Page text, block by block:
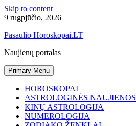
Skip to content
9 rugpjūčio, 2026
Pasaulio Horoskopai.LT
Naujienų portalas
Primary Menu
HOROSKOPAI
ASTROLOGINĖS NAUJIENOS
KINŲ ASTROLOGIJA
NUMEROLOGIJA